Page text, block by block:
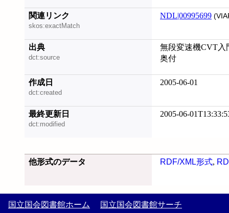
関連リンク
skos:exactMatch
NDL|00995699
出典
dct:source
無段変速機CVT入
奥付
作成日
dct:created
2005-06-01
最終更新日
dct:modified
2005-06-
他形式のデータ RDF/XML形式,
国立国会図書館ホーム 国立国会図書館サーチ